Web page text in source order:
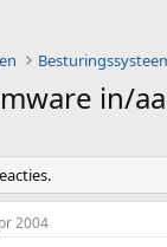
in/
2004